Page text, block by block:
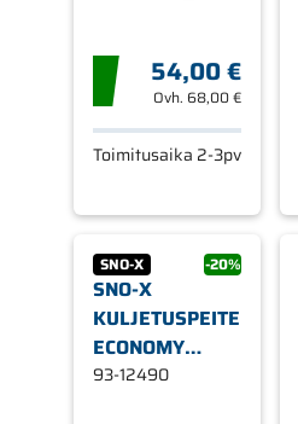
54,00 €
Ovh. 68,00 €
Toimitusaika 2-3pv
SNO-X -20%
SNO-X
KULJETUSPEITE
ECONOMY
POLARIS
93-12490